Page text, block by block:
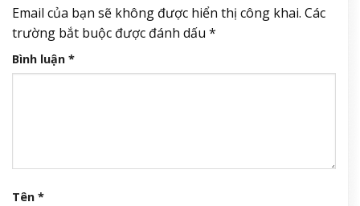
Email của bạn sẽ không được hiển thị công khai. Các
trường bắt buộc được đánh dấu *
Bình luận *
Tên *